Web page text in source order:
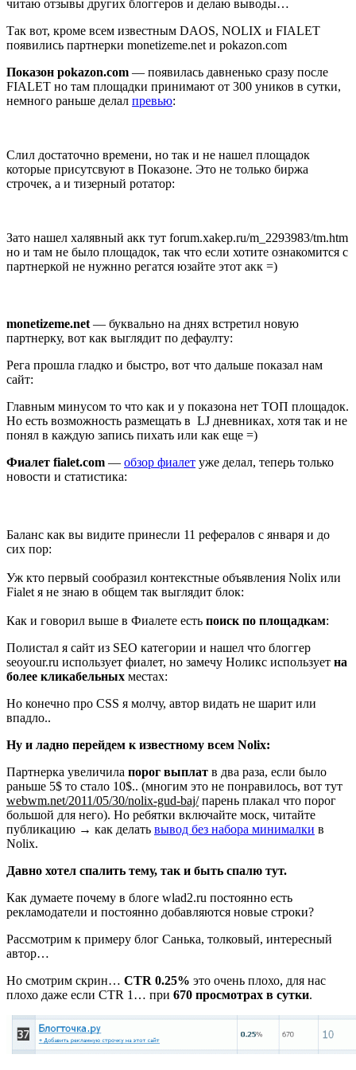
читаю отзывы других блоггеров и делаю выводы…
Так вот, кроме всем известным DAOS, NOLIX и FIALET
появились партнерки monetizeme.net и pokazon.com
Показон pokazon.com — появилась давненько сразу после
FIALET но там площадки принимают от 300 уников в сутки,
немного раньше делал превью:
Слил достаточно времени, но так и не нашел площадок
которые присутсвуют в Показоне. Это не только биржа
строчек, а и тизерный ротатор:
Зато нашел халявный акк тут forum.xakep.ru/m_2293983/tm.htm
но и там не было площадок, так что если хотите ознакомится с
партнеркой не нужнно регатся юзайте этот акк =)
monetizeme.net — буквально на днях встретил новую
партнерку, вот как выглядит по дефаулту:
Рега прошла гладко и быстро, вот что дальше показал нам
сайт:
Главным минусом то что как и у показона нет ТОП площадок.
Но есть возможность размещать в LJ дневниках, хотя так и не
понял в каждую запись пихать или как еще =)
Фиалет fialet.com — обзор фиалет уже делал, теперь только
новости и статистика:
Баланс как вы видите принесли 11 рефералов с января и до
сих пор:
Уж кто первый сообразил контекстные объявления Nolix или
Fialet я не знаю в общем так выглядит блок:
Как и говорил выше в Фиалете есть поиск по площадкам:
Полистал я сайт из SEO категории и нашел что блоггер
seoyour.ru использует фиалет, но замечу Ноликс использует на
более кликабельных местах:
Но конечно про CSS я молчу, автор видать не шарит или
впадло..
Ну и ладно перейдем к известному всем Nolix:
Партнерка увеличила порог выплат в два раза, если было
раньше 5$ то стало 10$.. (многим это не понравилось, вот тут
webwm.net/2011/05/30/nolix-gud-baj/парень плакал что порог
большой для него). Но ребятки включайте моск, читайте
публикацию → как делать вывод без набора минималки в
Nolix.
Давно хотел спалить тему, так и быть спалю тут.
Как думаете почему в блоге wlad2.ru постоянно есть
рекламодатели и постоянно добавляются новые строки?
Рассмотрим к примеру блог Санька, толковый, интересный
автор…
Но смотрим скрин… CTR 0.25% это очень плохо, для нас
плохо даже если CTR 1… при 670 просмотрах в сутки.